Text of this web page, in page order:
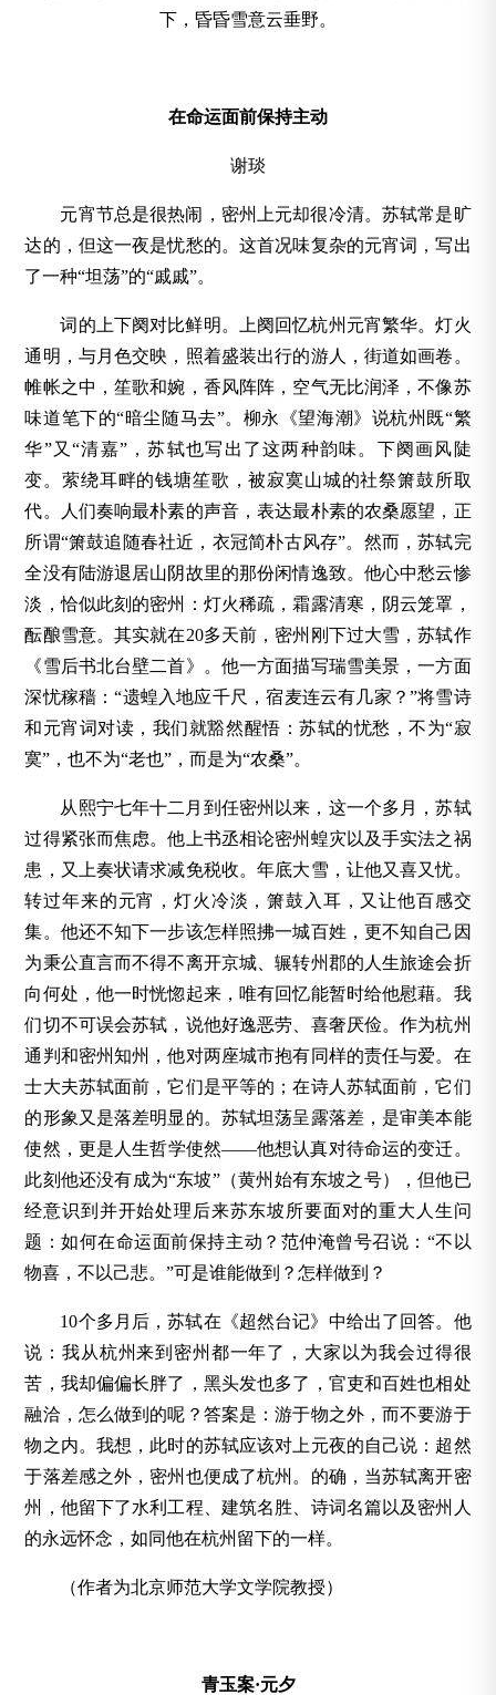
下，昏昏雪意云垂野。
在命运面前保持主动
谢琰
元宵节总是很热闹，密州上元却很冷清。苏轼常是旷
达的，但这一夜是忧愁的。这首况味复杂的元宵词，写出
了一种“坦荡”的“戚戚”。
词的上下阕对比鲜明。上阕回忆杭州元宵繁华。灯火
通明，与月色交映，照着盛装出行的游人，街道如画卷。
帷帐之中，笙歌和婉，香风阵阵，空气无比润泽，不像苏
味道笔下的“暗尘随马去”。柳永《望海潮》说杭州既“繁
华”又“清嘉”，苏轼也写出了这两种韵味。下阕画风陡
变。萦绕耳畔的钱塘笙歌，被寂寞山城的社祭箫鼓所取
代。人们奏响最朴素的声音，表达最朴素的农桑愿望，正
所谓“箫鼓追随春社近，衣冠简朴古风存”。然而，苏轼完
全没有陆游退居山阴故里的那份闲情逸致。他心中愁云惨
淡，恰似此刻的密州：灯火稀疏，霜露清寒，阴云笼罩，
酝酿雪意。其实就在20多天前，密州刚下过大雪，苏轼作
《雪后书北台壁二首》。他一方面描写瑞雪美景，一方面
深忧稼穑：“遗蝗入地应千尺，宿麦连云有几家？”将雪诗
和元宵词对读，我们就豁然醒悟：苏轼的忧愁，不为“寂
寞”，也不为“老也”，而是为“农桑”。
从熙宁七年十二月到任密州以来，这一个多月，苏轼
过得紧张而焦虑。他上书丞相论密州蝗灾以及手实法之祸
患，又上奏状请求减免税收。年底大雪，让他又喜又忧。
转过年来的元宵，灯火冷淡，箫鼓入耳，又让他百感交
集。他还不知下一步该怎样照拂一城百姓，更不知自己因
为秉公直言而不得不离开京城、辗转州郡的人生旅途会折
向何处，他一时恍惚起来，唯有回忆能暂时给他慰藉。我
们切不可误会苏轼，说他好逸恶劳、喜奢厌俭。作为杭州
通判和密州知州，他对两座城市抱有同样的责任与爱。在
士大夫苏轼面前，它们是平等的；在诗人苏轼面前，它们
的形象又是落差明显的。苏轼坦荡呈露落差，是审美本能
使然，更是人生哲学使然——他想认真对待命运的变迁。
此刻他还没有成为“东坡”（黄州始有东坡之号），但他已
经意识到并开始处理后来苏东坡所要面对的重大人生问
题：如何在命运面前保持主动？范仲淹曾号召说：“不以
物喜，不以己悲。”可是谁能做到？怎样做到？
10个多月后，苏轼在《超然台记》中给出了回答。他
说：我从杭州来到密州都一年了，大家以为我会过得很
苦，我却偏偏长胖了，黑头发也多了，官吏和百姓也相处
融洽，怎么做到的呢？答案是：游于物之外，而不要游于
物之内。我想，此时的苏轼应该对上元夜的自己说：超然
于落差感之外，密州也便成了杭州。的确，当苏轼离开密
州，他留下了水利工程、建筑名胜、诗词名篇以及密州人
的永远怀念，如同他在杭州留下的一样。
（作者为北京师范大学文学院教授）
青玉案·元夕